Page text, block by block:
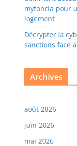
myfoncia pour
logement
Décrypter la
sanctions face
Archives
août 2026
juin 2026
mai 2026